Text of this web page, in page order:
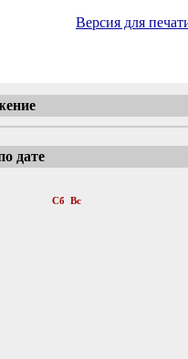
Версия для
дате
Сб Вс